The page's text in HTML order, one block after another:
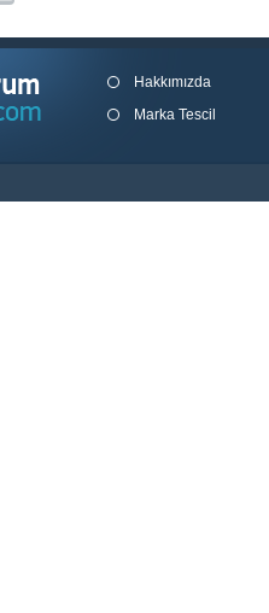
Hakkımızda
Marka Tescil